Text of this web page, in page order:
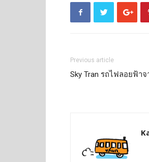
Previous article
Sky Tran รถไฟลอยฟ้าจ